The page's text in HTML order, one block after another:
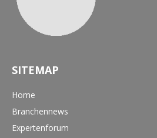
SITEMAP
Home
Branchennews
Expertenforum